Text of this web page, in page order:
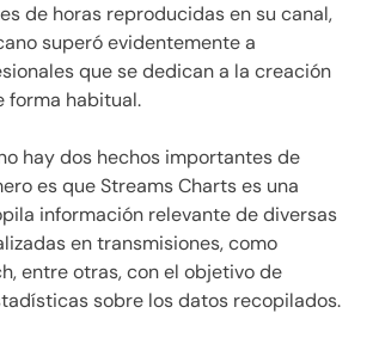
de horas reproducidas en su canal,
superó evidentemente a
que se dedican a la creación
forma habitual.
hay dos hechos importantes de
es que Streams Charts es una
información relevante de diversas
en transmisiones, como
entre otras, con el objetivo de
sobre los datos recopilados.